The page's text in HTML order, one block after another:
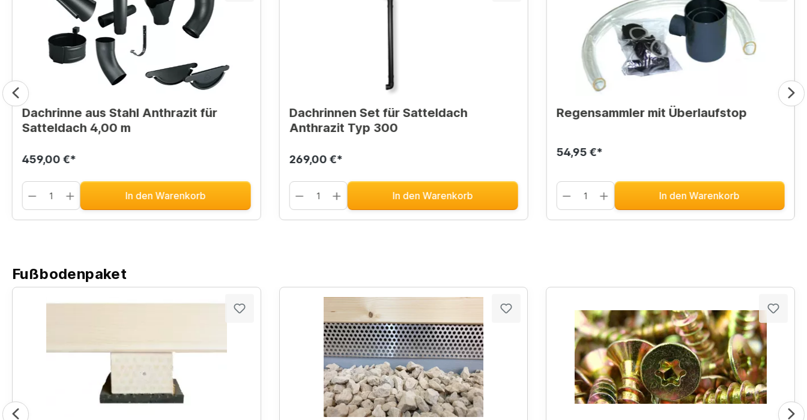
Dachrinne aus Stahl Anthrazit für
Satteldach 4,00 m
459,00 €*
In den Warenkorb
Dachrinnen Set für Satteldach
Anthrazit Typ 300
269,00 €*
In den Warenkorb
Regensammler mit Überlaufstop
54,95 €*
In den Warenkorb
Fußbodenpaket